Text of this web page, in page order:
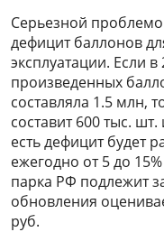
Серьезной
дефицит баллонов
эксплуатации. Если
произведенных
составляла 1.5 млн,
составит 600 тыс.
есть дефицит будет
ежегодно от 5 до
парка РФ подлежит
обновления
руб.